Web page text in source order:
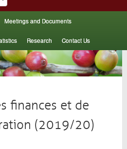
Meetings and Documents
Research Contact Us
finances et de
(2019/20)